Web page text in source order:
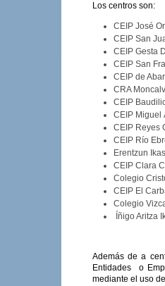
Los centros son:
CEIP José
CEIP San
CEIP Gesta
CEIP San
CEIP de
CRA
CEIP
CEIP Miguel
CEIP Reyes
CEIP Río
Erentzun
CEIP Clara
Colegio
CEIP El
Colegio
Íñigo Aritza
Además de a
Entidades o
mediante el uso